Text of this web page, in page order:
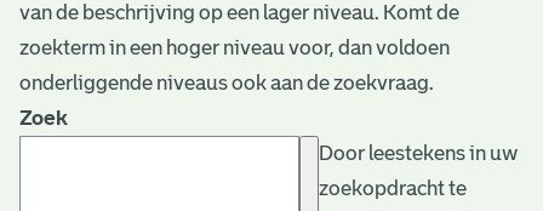
van de beschrijving op een lager niveau. Komt de
zoekterm in een hoger niveau voor, dan voldoen
onderliggende niveaus ook aan de zoekvraag.
Zoek
Door leestekens in uw
zoekopdracht te